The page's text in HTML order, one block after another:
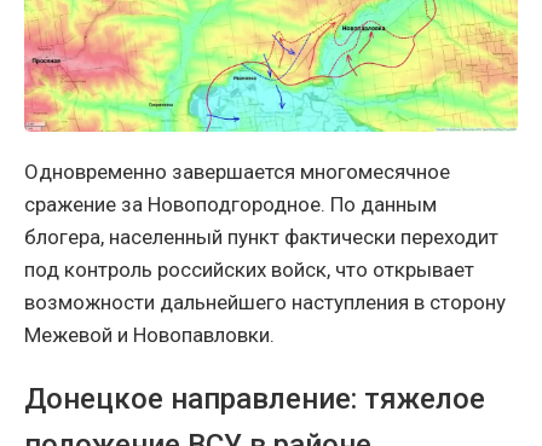
Одновременно завершается многомесячное
сражение за Новоподгородное. По данным
блогера, населенный пункт фактически переходит
под контроль российских войск, что открывает
возможности дальнейшего наступления в сторону
Межевой и Новопавловки.
Донецкое направление: тяжелое